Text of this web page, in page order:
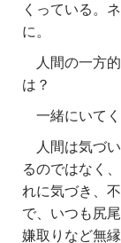
くっている。
に。
人間の一方
は？
一緒にいてく
人間は気づ
るのではなく
れに気づき、
で、いつも尻
嫌取りなど無縁